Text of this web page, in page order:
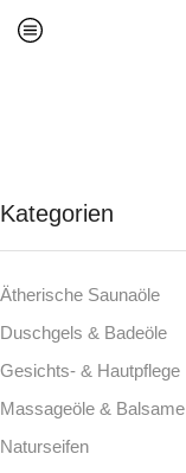
Kategorien
Ätherische Saunaöle
Duschgels & Badeöle
Gesichts- & Hautpflege
Massageöle & Balsame
Naturseifen